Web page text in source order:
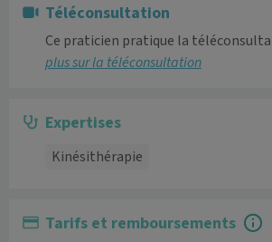
Téléconsultation
Ce praticien pratique la
plus sur la téléconsultation
Expertises
Kinésithérapie
Tarifs et remboursements